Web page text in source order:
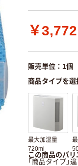
￥3,772
販売単位：1個
商品タイプを選
最大加湿量
720ml
この商品のバ
「商品タイプ」